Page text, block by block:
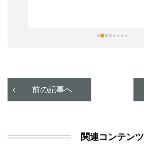
前の記事へ
関連コンテンツ